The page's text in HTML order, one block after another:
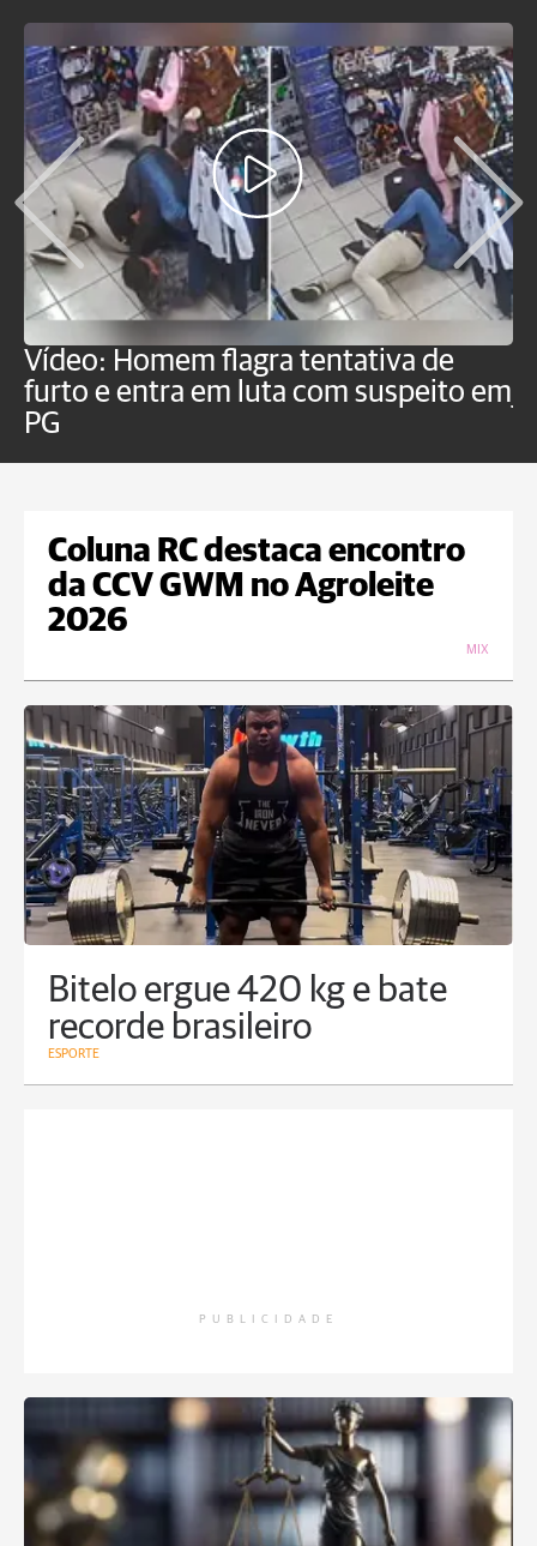
Vídeo: Homem flagra tentativa de
furto e entra em luta com suspeito em
PG
Coluna RC destaca encontro
da CCV GWM no Agroleite
2026
MIX
Bitelo ergue 420 kg e bate
recorde brasileiro
ESPORTE
PUBLICIDADE